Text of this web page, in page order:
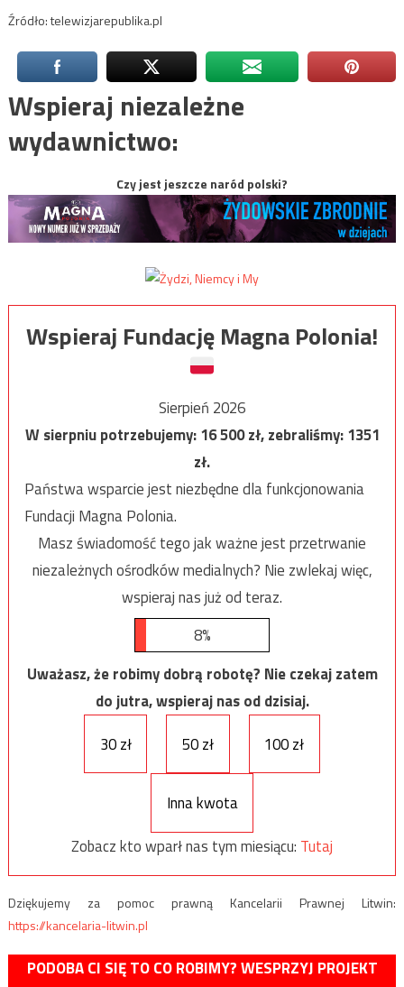
Źródło: telewizjarepublika.pl
Wspieraj niezależne
wydawnictwo:
Czy jest jeszcze naród polski?
Wspieraj Fundację Magna Polonia!
Sierpień 2026
W sierpniu potrzebujemy:16 500zł, zebraliśmy:1351
zł.
Państwa wsparcie jest niezbędne dla funkcjonowania
Fundacji Magna Polonia.
Masz świadomość tego jak ważne jest przetrwanie
niezależnych ośrodków medialnych? Nie zwlekaj więc,
wspieraj nas już od teraz.
8%
Uważasz, że robimy dobrą robotę? Nie czekaj zatem
do jutra, wspieraj nas od dzisiaj.
30 zł
50 zł 100 zł
Inna kwota
Zobacz kto wparł nas tym miesiącu: Tutaj
Dziękujemy za pomoc prawną Kancelarii Prawnej Litwin:
https://kancelaria-litwin.pl
PODOBA CI SIĘ TO CO ROBIMY? WESPRZYJ PROJEKT